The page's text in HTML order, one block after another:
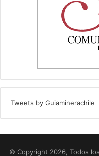
Tweets by Guiaminerachile
© Copyright 2026, Todos